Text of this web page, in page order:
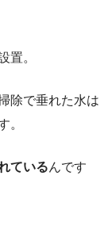
置。
除で垂れた水は
。
ているんです